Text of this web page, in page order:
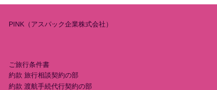
PINK（アスパック企業株式会社）
ご旅行条件書
約款 旅行相談契約の部
約款 渡航手続代行契約の部